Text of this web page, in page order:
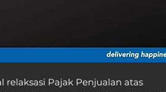
Pajak Penjualan atas